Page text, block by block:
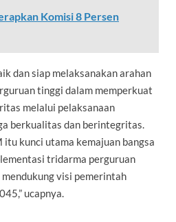
Komisi 8 Persen
dan siap melaksanakan arahan
tinggi dalam memperkuat
melalui pelaksanaan
berkualitas dan berintegritas.
itu kunci utama kemajuan bangsa
tridarma perguruan
visi pemerintah
ucapnya.